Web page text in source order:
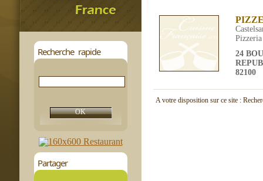
Recherche rapide
Partager
Pizzeria
24
82100
A votre disposition sur ce site :